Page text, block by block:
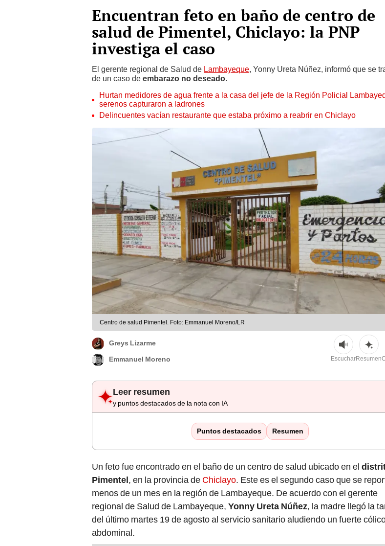
Encuentran feto en baño de centro de
salud de Pimentel, Chiclayo: la PNP
investiga el caso
El gerente regional de Salud de Lambayeque, Yonny Ureta Núñez, informó que se
de un caso de embarazo no deseado.
Hurtan medidores de agua frente a la casa del jefe de la Región Policial
serenos capturaron a ladrones
Delincuentes vacían restaurante que estaba próximo a reabrir en Chiclayo
Centro de salud Pimentel. Foto: Emmanuel Moreno/LR
Greys Lizarme
Emmanuel Moreno EscucharResumen
Leer resumen
y puntos destacados de la nota con IA
Puntos destacados Resumen
Un feto fue encontrado en el baño de un centro de salud ubicado en el
Pimentel, en la provincia de Chiclayo. Este es el segundo caso que se
menos de un mes en la región de Lambayeque. De acuerdo con el gerente
regional de Salud de Lambayeque, Yonny Ureta Núñez, la madre llegó la
del último martes 19 de agosto al servicio sanitario aludiendo un fuerte
abdominal.